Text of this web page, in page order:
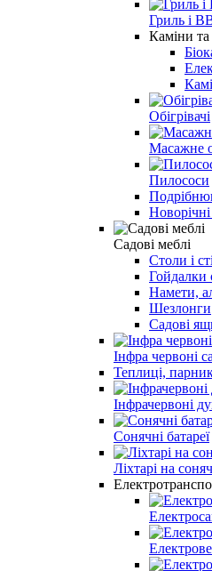
Гриль і
Каміни та
Обігрівачі
Масажне
Пилососи
Садові меблі
Столи і
Гойдалки
Намети,
Шезлонги
Садові
Інфра червоні
Теплиці,
Інфрачервоні
Сонячні батареї
Ліхтарі на